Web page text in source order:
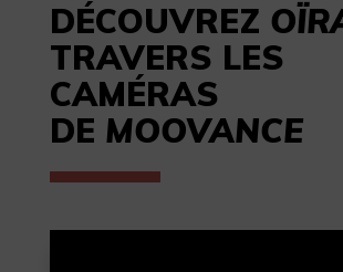
DÉCOUVREZ
TRAVERS LES
CAMÉRAS
DE MOOVANCE